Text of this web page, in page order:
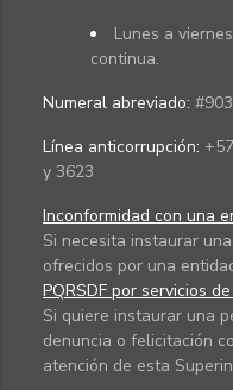
Lunes a
continua.
Numeral abreviado:
Línea anticorrupción:
y 3623
Inconformidad con una
Si necesita instaurar
ofrecidos por una
PQRSDF por servicios
Si quiere instaurar una
denuncia o felicitación
atención de esta